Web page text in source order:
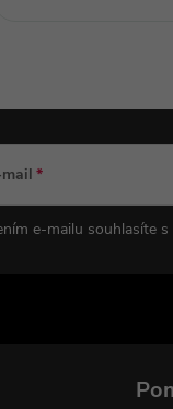
e-mailu souhlasíte s